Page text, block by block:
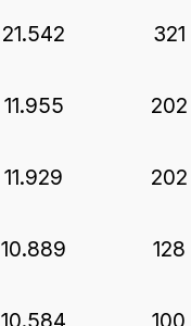
21.542 321
11.955 202
11.929 202
10.889 128
10.584 100